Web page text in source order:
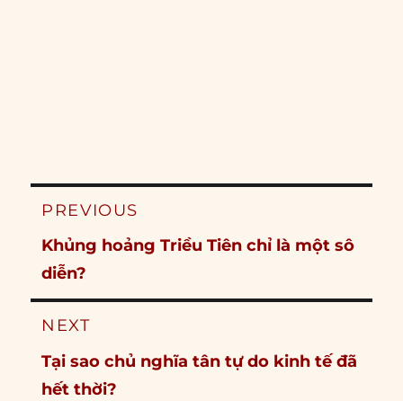
Post
PREVIOUS
Previous
post:
Khủng hoảng Triều Tiên chỉ là một sô
diễn?
NEXT
Next
post:
Tại sao chủ nghĩa tân tự do kinh tế đã
hết thời?